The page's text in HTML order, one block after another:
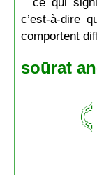
c’est-à-dire
comportent
soūrat